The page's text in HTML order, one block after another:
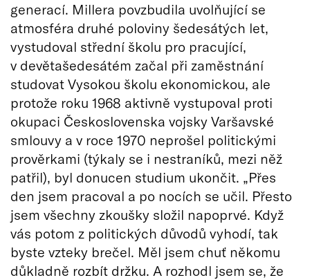
generací. Millera povzbudila uvolňující se
atmosféra druhé poloviny šedesátých let,
vystudoval střední školu pro pracující,
v devětašedesátém začal při zaměstnání
studovat Vysokou školu ekonomickou, ale
protože roku 1968 aktivně vystupoval proti
okupaci Československa vojsky Varšavské
smlouvy a v roce 1970 neprošel politickými
prověrkami (týkaly se i nestraníků, mezi něž
patřil), byl donucen studium ukončit. „Přes
den jsem pracoval a po nocích se učil. Přesto
jsem všechny zkoušky složil napoprvé. Když
vás potom z politických důvodů vyhodí, tak
byste vzteky brečel. Měl jsem chuť někomu
důkladně rozbít držku. A rozhodl jsem se, že